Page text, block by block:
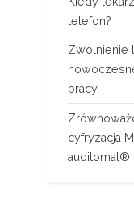
telefon?
Zwolnienie
pracy
cyfryzacja
auditomat®